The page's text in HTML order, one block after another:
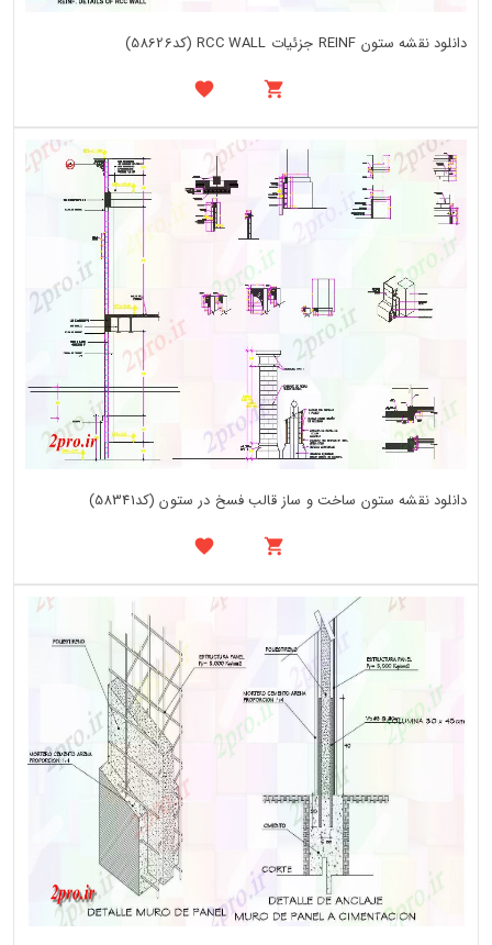
دانلود نقشه ستون REINF جزئیات RCC WALL (کد58626)
دانلود نقشه ستون ساخت و ساز قالب فسخ در ستون (کد58341)